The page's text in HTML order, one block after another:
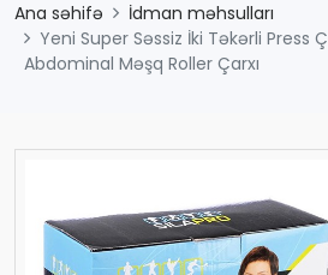
Ana səhifə
İdman məhsulları
Yeni Super Səssiz İki Təkərli Press
Abdominal Məşq Roller Çarxı